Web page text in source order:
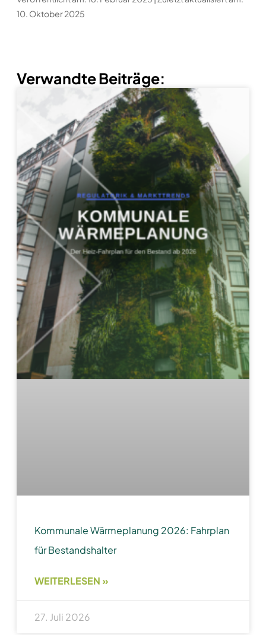
10. Oktober 2025
Verwandte Beiträge:
Kommunale Wärmeplanung 2026: Fahrplan
für Bestandshalter
WEITERLESEN »
27. Juli 2026